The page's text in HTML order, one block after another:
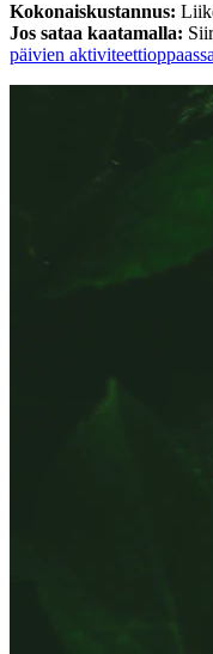
Kokonaiskustannus:
Jos sataa kaatamalla:
päivien